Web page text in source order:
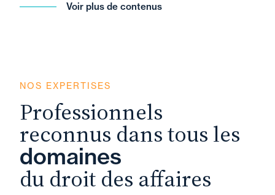
Voir plus de contenus
NOS EXPERTISES
Professionnels
reconnus dans tous les
domaines
du droit des affaires